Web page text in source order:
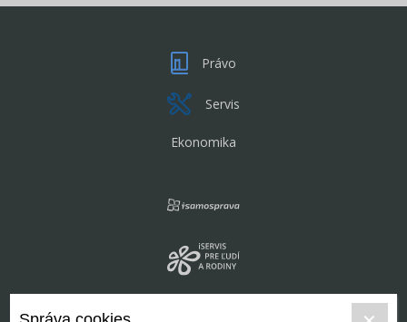
Právo
Servis
Ekonomika